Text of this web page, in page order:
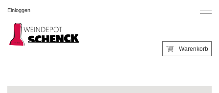
Einloggen
Warenkorb